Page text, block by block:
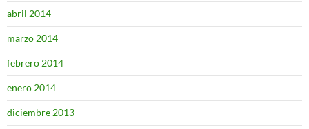
abril 2014
marzo 2014
febrero 2014
enero 2014
diciembre 2013